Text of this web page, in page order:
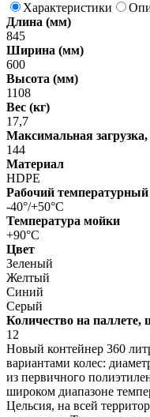
Характеристики
Длина (мм)
845
Ширина (мм)
600
Высота (мм)
1108
Вес (кг)
17,7
Максимальная загрузка,
144
Материал
HDPE
Рабочий
-40°/+50°С
Температура мойки
+90°С
Цвет
Зеленый
Желтый
Синий
Серый
Количество на паллете,
12
Новый контейнер 360
вариантами колес:
из первичного
широком диапазоне
Цельсия, на всей